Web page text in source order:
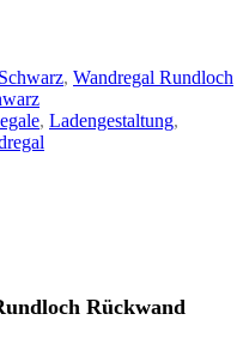
, Wandregal Rundloch
, Ladengestaltung,
Rückwand